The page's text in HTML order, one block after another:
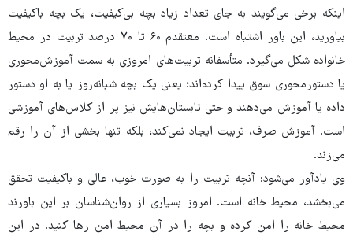
اینکه برخی می‌گویند به جای تعداد زیاد بچه بی‌کیفیت، یک بچه باکیفیت
بیاورید، این باور اشتباه است. معتقدم ۶۰ تا ۷۰ درصد تربیت در محیط
خانواده شکل می‌گیرد. متأسفانه تربیت‌های امروزی به سمت آموزش‌محوری
یا دستورمحوری سوق پیدا کرده‌اند؛ یعنی یک بچه شبانه‌روز یا به او دستور
داده یا آموزش می‌دهند و حتی تابستان‌هایش نیز پر از کلاس‌های آموزشی
است. آموزش صرف، تربیت ایجاد نمی‌کند، بلکه تنها بخشی از آن را رقم
می‌زند.
وی یادآور می‌شود: آنچه تربیت را به صورت خوب، عالی و باکیفیت تحقق
می‌بخشد، محیط خانه است. امروز بسیاری از روان‌شناسان بر این باورند
محیط خانه را امن کرده و بچه را در آن محیط امن رها کنید. در این